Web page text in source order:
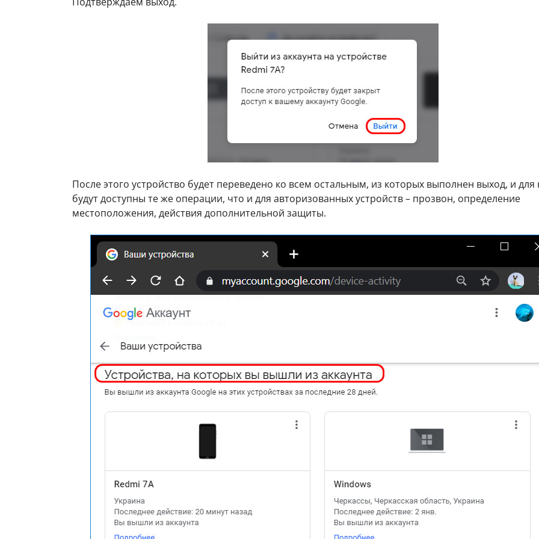
После этого устройство будет переведено ко всем остальным, из которых выполнен выход, и для
будут доступны те же операции, что и для авторизованных устройств – прозвон, определение
местоположения, действия дополнительной защиты.